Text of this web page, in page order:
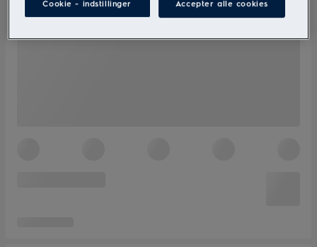
Cookie - indstillinger Accepter alle cookies